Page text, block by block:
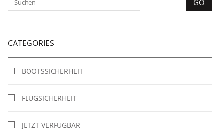
CATEGORIES
BOOTSSICHERHEIT
FLUGSICHERHEIT
JETZT VERFÜGBAR